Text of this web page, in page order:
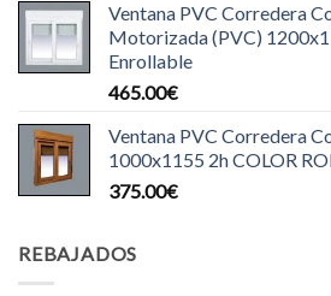
Ventana PVC Corredera
Motorizada (PVC)
Enrollable
465.00€
Ventana PVC Corredera
1000x1155 2h COLOR
375.00€
REBAJADOS